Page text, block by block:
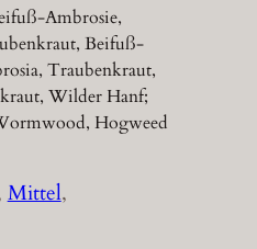
Ambrosie,
Beifuß-
Traubenkraut,
Wilder Hanf;
Hogweed
Mittel